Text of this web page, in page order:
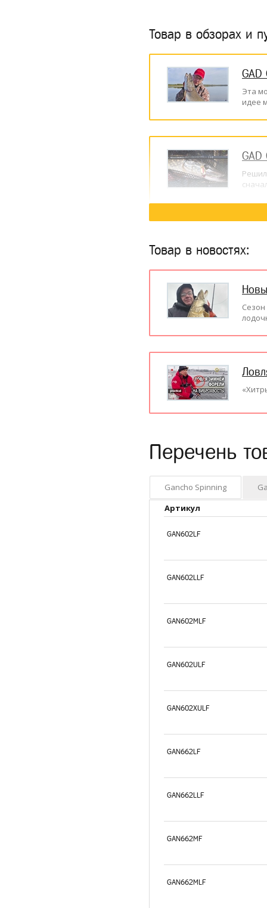
Товар в обзорах и
Эта
идее
Товар в новостях:
Перечень
Gancho Spinning
Артикул
GAN602LF
GAN602LLF
GAN602MLF
GAN602ULF
GAN602XULF
GAN662LF
GAN662LLF
GAN662MF
GAN662MLF